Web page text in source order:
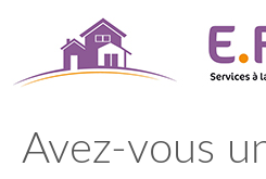
Avez-vous